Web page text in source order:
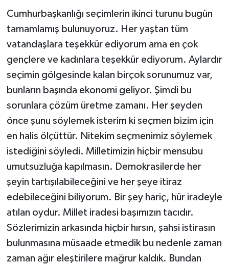
Cumhurbaşkanlığı seçimlerin ikinci turunu bugün
tamamlamış bulunuyoruz. Her yaştan tüm
vatandaşlara teşekkür ediyorum ama en çok
gençlere ve kadınlara teşekkür ediyorum. Aylardır
seçimin gölgesinde kalan birçok sorunumuz var,
bunların başında ekonomi geliyor. Şimdi bu
sorunlara çözüm üretme zamanı. Her şeyden
önce şunu söylemek isterim ki seçmen bizim için
en halis ölçüttür. Nitekim seçmenimiz söylemek
istediğini söyledi. Milletimizin hiçbir mensubu
umutsuzluğa kapılmasın. Demokrasilerde her
şeyin tartışılabileceğini ve her şeye itiraz
edebileceğini biliyorum. Bir şey hariç, hür iradeyle
atılan oydur. Millet iradesi başımızın tacıdır.
Sözlerimizin arkasında hiçbir hırsın, şahsi istirasın
bulunmasına müsaade etmedik bu nedenle zaman
zaman ağır eleştirilere mağrur kaldık. Bundan